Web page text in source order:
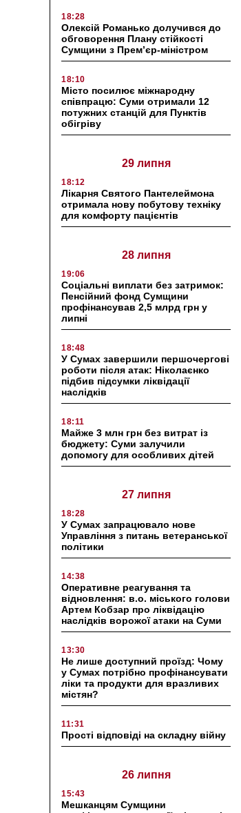
18:28
Олексій Романько долучився до
обговорення Плану стійкості
Сумщини з Прем’єр-міністром
18:10
Місто посилює міжнародну
співпрацю: Суми отримали 12
потужних станцій для Пунктів
обігріву
29 липня
18:12
Лікарня Святого Пантелеймона
отримала нову побутову техніку
для комфорту пацієнтів
28 липня
19:06
Соціальні виплати без затримок:
Пенсійний фонд Сумщини
профінансував 2,5 млрд грн у
липні
18:48
У Сумах завершили першочергові
роботи після атак: Ніколаєнко
підбив підсумки ліквідації
наслідків
18:11
Майже 3 млн грн без витрат із
бюджету: Суми залучили
допомогу для особливих дітей
27 липня
18:28
У Сумах запрацювало нове
Управління з питань ветеранської
політики
14:38
Оперативне реагування та
відновлення: в.о. міського голови
Артем Кобзар про ліквідацію
наслідків ворожої атаки на Суми
13:30
Не лише доступний проїзд: Чому
у Сумах потрібно профінансувати
ліки та продукти для вразливих
містян?
11:31
Прості відповіді на складну війну
26 липня
15:43
Мешканцям Сумщини